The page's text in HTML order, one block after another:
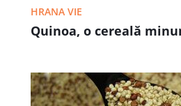
HRANA VIE
Quinoa, o cereală